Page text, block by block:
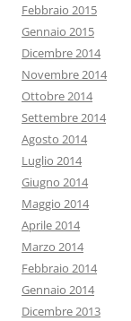
Febbraio 2015
Gennaio 2015
Dicembre 2014
Novembre 2014
Ottobre 2014
Settembre 2014
Agosto 2014
Luglio 2014
Giugno 2014
Maggio 2014
Aprile 2014
Marzo 2014
Febbraio 2014
Gennaio 2014
Dicembre 2013